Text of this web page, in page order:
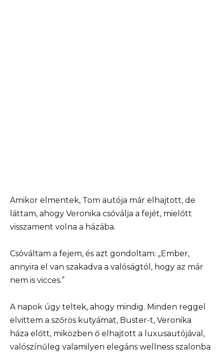
Amikor elmentek, Tom autója már elhajtott, de
láttam, ahogy Veronika csóválja a fejét, mielőtt
visszament volna a házába.
Csóváltam a fejem, és azt gondoltam: „Ember,
annyira el van szakadva a valóságtól, hogy az már
nem is vicces.”
A napok úgy teltek, ahogy mindig. Minden reggel
elvittem a szőrös kutyámat, Buster-t, Veronika
háza előtt, miközben ő elhajtott a luxusautójával,
valószínűleg valamilyen elegáns wellness szalonba